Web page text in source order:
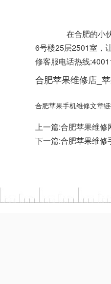
在合肥的小伙
6号楼25层2501室，
修客服电话热线
合肥苹果维修店_
合肥苹果手机维修文章
上一篇:合肥苹果维修
下一篇:合肥苹果维修